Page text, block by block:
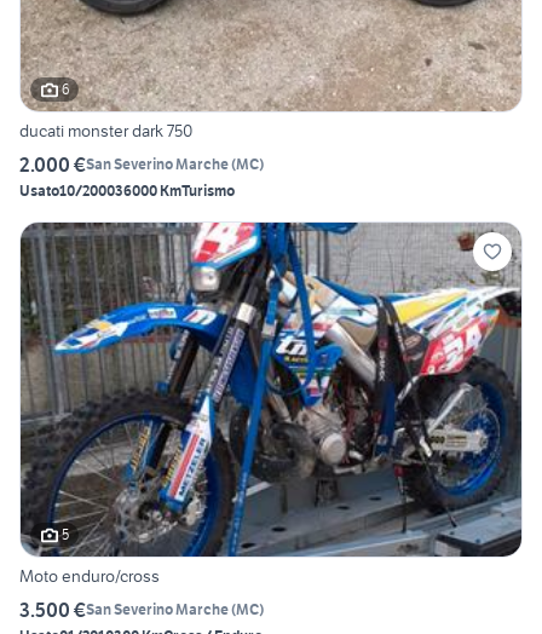
6
ducati monster dark 750
2.000 €San Severino Marche(MC)
Usato10/200036000 KmTurismo
5
Moto enduro/cross
3.500 €San Severino Marche(MC)